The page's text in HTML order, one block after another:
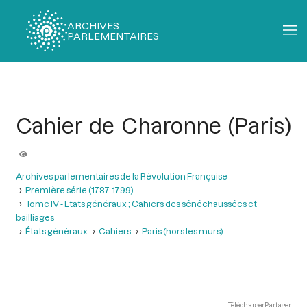
ARCHIVES
PARLEMENTAIRES
Cahier de Charonne (Paris)
Archives parlementaires de la Révolution Française
Première série (1787-1799)
Tome IV - Etats généraux ; Cahiers des sénéchaussées et
bailliages
États généraux
Cahiers Paris (hors les murs)
TéléchargerPartager